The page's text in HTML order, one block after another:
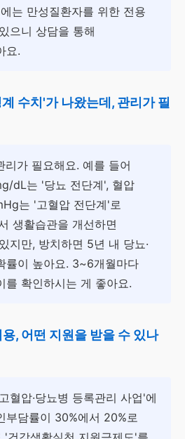
는 만성질환자를 위한 전용
으니 상담을 통해
요.
수치'가 나왔는데, 관리가 필
리가 필요해요. 예를 들어
dL는 '당뇨 전단계', 혈압
는 '고혈압 전단계'로
생활습관을 개선하면
지만, 방치하면 5년 내 당뇨·
률이 높아요. 3~6개월마다
를 확인하시는 게 좋아요.
, 어떤 지원을 받을 수 있나
혈압·당뇨병 등록관리 사업'에
부담률이 30%에서 20%로